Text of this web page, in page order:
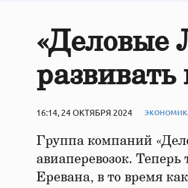
«Деловые
16:14, 24 ОКТЯБРЯ 2024
Группа компаний
авиаперевозок. Теперь
Еревана, в то время